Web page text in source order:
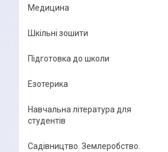
Медицина
Шкільні зошити
Підготовка до школи
Езотерика
Навчальна література для
студентів
Садівництво. Землеробство.